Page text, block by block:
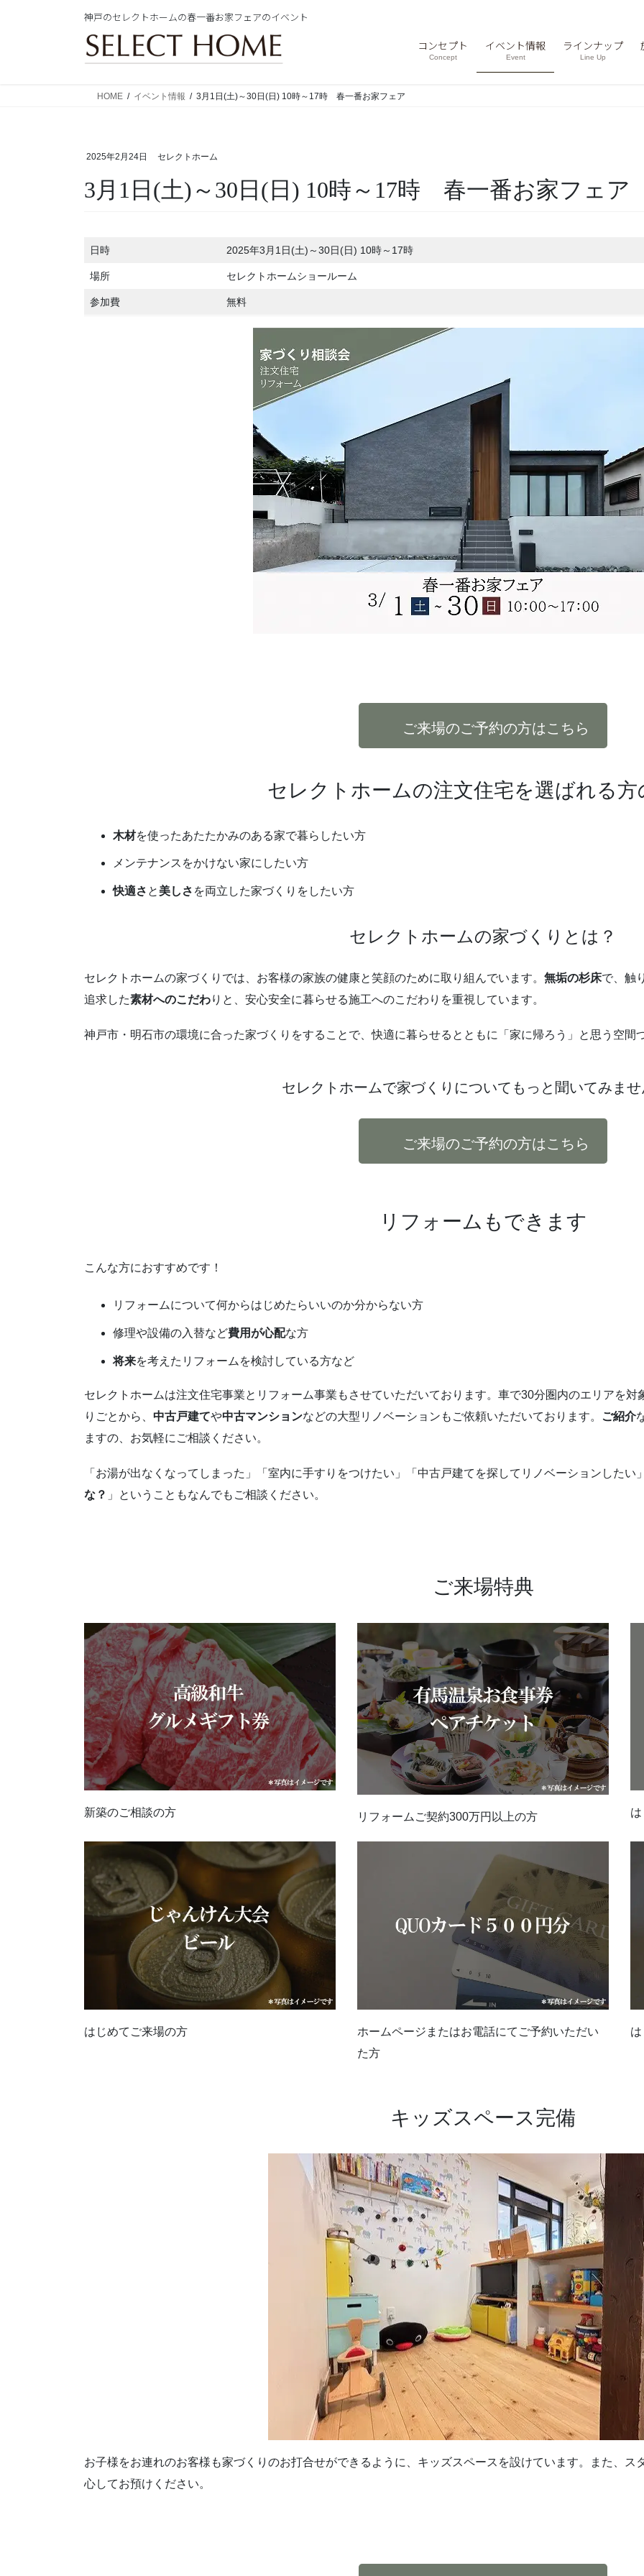
神戸のセレクトホームの春一番お家フェアのイベント
コンセプト
Concept
イベント情報
Event
ラインナップ
Line Up
HOME イベント情報 3月1日(土)～30日(日) 10時～17時 春一番お家フェア
2025年2月24日 セレクトホーム
3月1日(土)～30日(日) 10時～17時 春一番お家フェア
日時 2025年3月1日(土)～30日(日) 10時～17時
場所 セレクトホームショールーム
参加費 無料
ご来場のご予約の方はこちら
セレクトホームの注文住宅を選ばれる方
木材を使ったあたたかみのある家で暮らしたい方
メンテナンスをかけない家にしたい方
快適さ と 美しさ を両立した家づくりをしたい方
セレクトホームの家づくりとは？
セレクトホームの家づくりでは、お客様の家族の健康と笑顔のために取り組んでいます。 無垢の杉床で、触
追求した素材へのこだわりと、安心安全に暮らせる施工へのこだわりを重視しています。
神戸市・明石市の環境に合った家づくりをすることで、快適に暮らせるとともに「家に帰ろう」と思う空間
セレクトホームで家づくりについて もっと聞いてみま
ご来場のご予約の方はこちら
リフォームもできます
こんな方におすすめです！
リフォームについて何からはじめたらいいのか分からない方
修理や設備の入替など費用が心配な方
将来を考えたリフォームを検討している方など
セレクトホームは注文住宅事業とリフォーム事業もさせていただいております。車で30分圏内のエリアを
りごとから、 中古戸建てや中古マンションなどの大型リノベーションもご依頼いただいております。 ご紹介
ますの、お気軽にご相談ください。
「お湯が出なくなってしまった」「室内に手すりをつけたい」「中古戸建てを探してリノベーションしたい
な？ 」ということもなんでもご相談ください。
ご来場特典
新築のご相談の方 リフォームご契約300万円以上の方
はじめてご来場の方
ホームページまたはお電話にてご予約いただい
た方
キッズスペース完備
お子様をお連れのお客様も家づくりのお打合せができるように、キッズスペースを設けています。また、
心してお預けください。